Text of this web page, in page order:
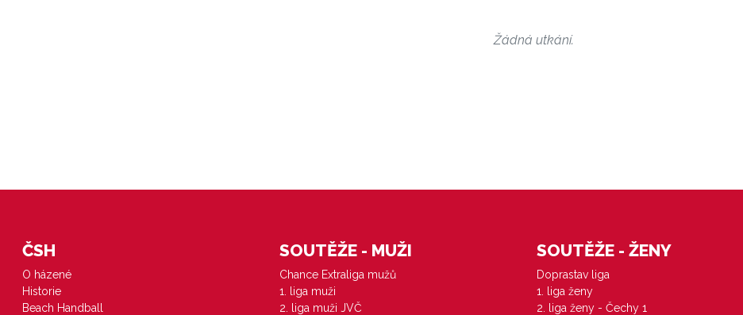
Žádná utkání.
ČSH
O házené
Historie
Beach Handball
SOUTĚŽE - MUŽI
Chance Extraliga mužů
1. liga muži
2. liga muži JVČ
SOUTĚŽE - ŽENY
Doprastav liga
1. liga ženy
2. liga ženy - Čechy 1